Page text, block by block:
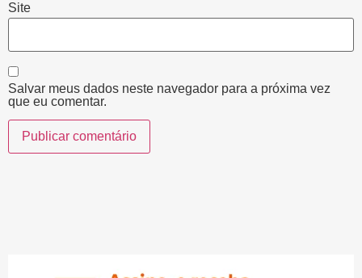
Site
Salvar meus dados neste navegador para a próxima vez
que eu comentar.